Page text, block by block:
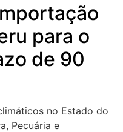
para o
de 90
no Estado do
Pecuária e